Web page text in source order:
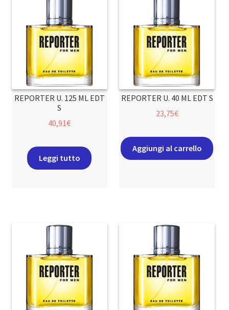
REPORTER U. 125 ML EDT
S
40,91€
Leggi tutto
REPORTER U. 40 ML EDT S
23,75€
Aggiungi al carrello